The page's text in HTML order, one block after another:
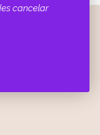
cancelar